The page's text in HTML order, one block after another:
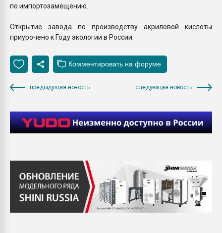
по импортозамещению.
Открытие завода по производству акриловой кислоты
приурочено к Году экологии в России.
предыдущая новость следующая новость